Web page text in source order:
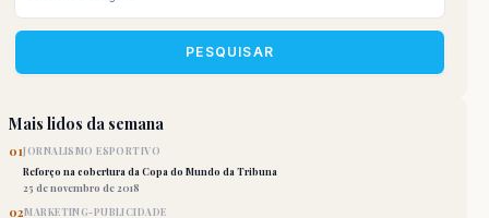
PESQUISAR
Mais lidos da semana
01JORNALISMO ESPORTIVO
Reforço na cobertura da Copa do Mundo da Tribuna
25 de novembro de 2018
02MARKETING-PUBLICIDADE